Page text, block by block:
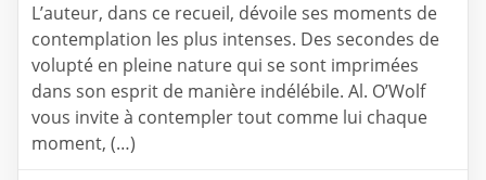
L’auteur, dans ce recueil, dévoile ses moments de
contemplation les plus intenses. Des secondes de
volupté en pleine nature qui se sont imprimées
dans son esprit de manière indélébile. Al. O’Wolf
vous invite à contempler tout comme lui chaque
moment, (…)